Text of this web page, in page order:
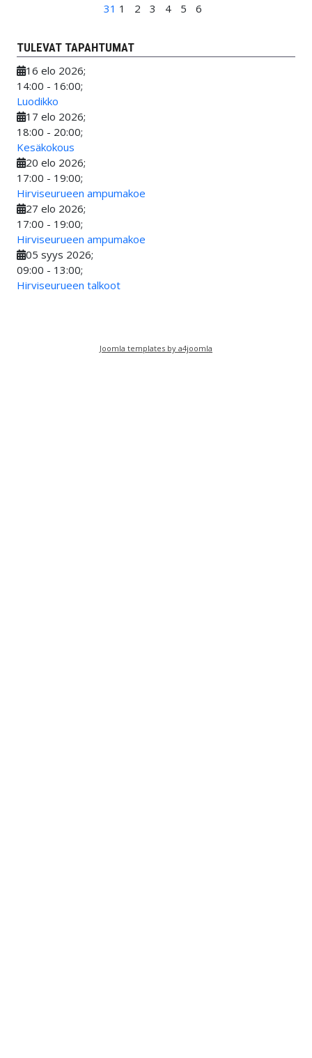
31 1 2 3 4 5 6
TULEVAT TAPAHTUMAT
16 elo 2026;
14:00 - 16:00;
Luodikko
17 elo 2026;
18:00 - 20:00;
Kesäkokous
20 elo 2026;
17:00 - 19:00;
Hirviseurueen ampumakoe
27 elo 2026;
17:00 - 19:00;
Hirviseurueen ampumakoe
05 syys 2026;
09:00 - 13:00;
Hirviseurueen talkoot
Joomla templates by a4joomla